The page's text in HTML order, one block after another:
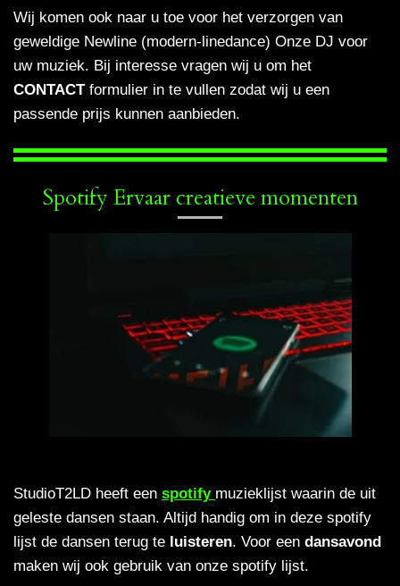
Wij komen ook naar u toe voor het verzorgen van
geweldige Newline (modern-linedance) Onze DJ voor
uw muziek. Bij interesse vragen wij u om het
CONTACTformulier in te vullen zodat wij u een
passende prijs kunnen aanbieden.
Spotify Ervaar creatieve momenten
StudioT2LD heeft een spotify muzieklijst waarin de uit
geleste dansen staan. Altijd handig om in deze spotify
lijst de dansen terug te luisteren. Voor een dansavond
maken wij ook gebruik van onze spotify lijst.